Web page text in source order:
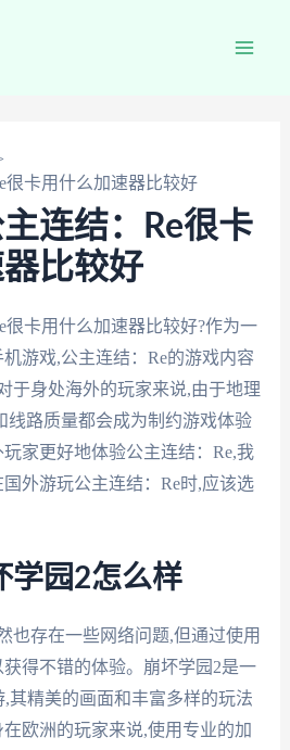
很卡用什么加速器比较好
连结：Re很卡
比较好
很卡用什么加速器比较好?作为一
游戏,公主连结：Re的游戏内容
于身处海外的玩家来说,由于地理
线路质量都会成为制约游戏体验
家更好地体验公主连结：Re,我
外游玩公主连结：Re时,应该选
学园2怎么样
也存在一些网络问题,但通过使用
得不错的体验。崩坏学园2是一
其精美的画面和丰富多样的玩法
欧洲的玩家来说,使用专业的加